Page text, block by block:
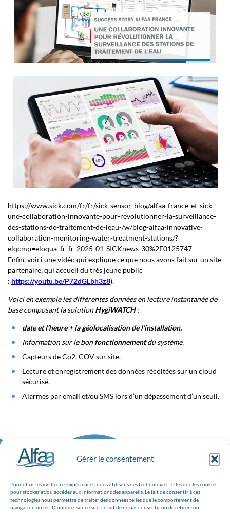
Gérer le consentement
Pour offrir les meilleures expériences, nous utilisons des technologies telles que les cookies
pour stocker et/ou accéder aux informations des appareils. Le fait de consentir à ces
technologies nous permettra de traiter des données telles que le comportement de
navigation ou les ID uniques sur ce site. Le fait de ne pas consentir ou de retirer son
https://www.sick.com/fr/fr/sick-sensor-blog/alfaa-france-et-sick-
une-collaboration-innovante-pour-revolutionner-la-surveillance-
des-stations-de-traitement-de-leau-/w/blog-alfaa-innovative-
collaboration-monitoring-water-treatment-stations/?
elqcmp=eloqua_fr-fr-2025-01-SICKnews-30%2F0125747
Enfin, voici une vidéo qui explique ce que nous avons fait sur un site
partenaire, qui accueil du très jeune public
: https://youtu.be/P72dGLbh3z8).
Voici en exemple les différentes données en lecture instantanée de
base composant la solutionHygiWATCH:
date et l’heure + la géolocalisation de l’installation.
Information sur le bonfonctionnementdu système.
Capteurs de Co2, COV sur site.
Lecture et enregistrement des données récoltées sur un cloud
sécurisé.
Alarmes par email et/ou SMS lors d’un dépassement d’un seuil.